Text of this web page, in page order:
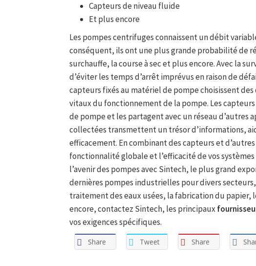
Capteurs de niveau fluide
Et plus encore
Les pompes centrifuges connaissent un débit
conséquent, ils ont une plus grande probabilité de
surchauffe, la course à sec et plus encore. Avec la
d’éviter les temps d’arrêt imprévus en raison de
capteurs fixés au matériel de pompe choisissent
vitaux du fonctionnement de la pompe. Les
de pompe et les partagent avec un réseau d’autres
collectées transmettent un trésor d’informations,
efficacement. En combinant des capteurs et
fonctionnalité globale et l’efficacité de vos
l’avenir des pompes avec Sintech, le plus grand
dernières pompes industrielles pour divers
traitement des eaux usées, la fabrication du
encore, contactez Sintech, les principaux
vos exigences spécifiques.
Share Tweet Share